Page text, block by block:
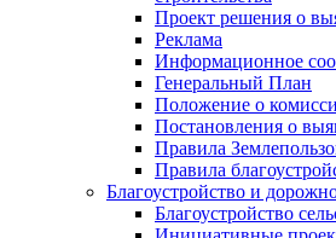
Проект решения о
Реклама
Информационное
Генеральный План
Положение о
Постановления о
Правила
Правила
Благоустройство и
Благоустройство